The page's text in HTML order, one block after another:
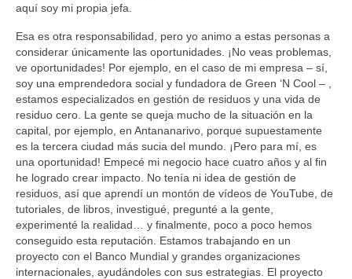
aquí soy mi propia jefa.
Esa es otra responsabilidad, pero yo animo a estas personas a
considerar únicamente las oportunidades. ¡No veas problemas,
ve oportunidades! Por ejemplo, en el caso de mi empresa – sí,
soy una emprendedora social y fundadora de Green ‘N Cool – ,
estamos especializados en gestión de residuos y una vida de
residuo cero. La gente se queja mucho de la situación en la
capital, por ejemplo, en Antananarivo, porque supuestamente
es la tercera ciudad más sucia del mundo. ¡Pero para mí, es
una oportunidad! Empecé mi negocio hace cuatro años y al fin
he logrado crear impacto. No tenía ni idea de gestión de
residuos, así que aprendí un montón de vídeos de YouTube, de
tutoriales, de libros, investigué, pregunté a la gente,
experimenté la realidad… y finalmente, poco a poco hemos
conseguido esta reputación. Estamos trabajando en un
proyecto con el Banco Mundial y grandes organizaciones
internacionales, ayudándoles con sus estrategias. El proyecto